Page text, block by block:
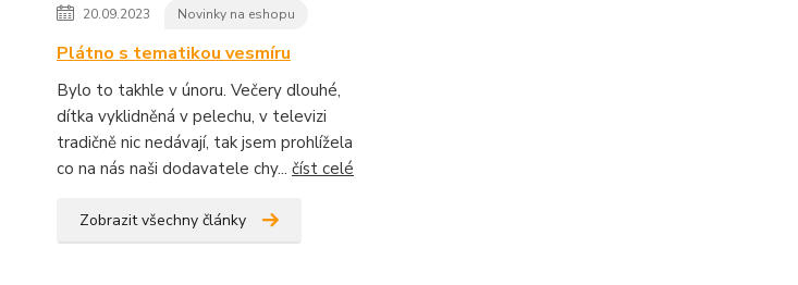
20.09.2023 Novinky na eshopu
Plátno s tematikou vesmíru
Bylo to takhle v únoru. Večery dlouhé,
dítka vyklidněná v pelechu, v televizi
tradičně nic nedávají, tak jsem prohlížela
co na nás naši dodavatele chy... číst celé
Zobrazit všechny články